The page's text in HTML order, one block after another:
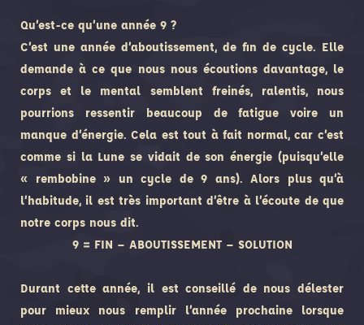
Qu’est-ce qu’une année 9 ?
C’est une année d’aboutissement, de fin de cycle. Elle
demande à ce que nous nous écoutions davantage, le
corps et le mental semblent freinés, ralentis, nous
pourrions ressentir beaucoup de fatigue voire un
manque d’énergie. Cela est tout à fait normal, car c’est
comme si la Lune se vidait de son énergie (puisqu’elle
« rembobine » un cycle de 9 ans). Alors plus qu’à
l’habitude, il est très important d’être à l’écoute de que
notre corps nous dit.
9 = FIN – ABOUTISSEMENT – SOLUTION
Durant cette année, il est conseillé de nous délester
pour mieux nous remplir l’année prochaine lorsque